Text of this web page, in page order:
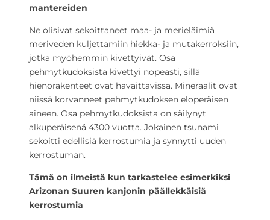
mantereiden
Ne olisivat sekoittaneet maa- ja merieläimiä
meriveden kuljettamiin hiekka- ja mutakerroksiin,
jotka myöhemmin kivettyivät. Osa
pehmytkudoksista kivettyi nopeasti, sillä
hienorakenteet ovat havaittavissa. Mineraalit ovat
niissä korvanneet pehmytkudoksen eloperäisen
aineen. Osa pehmytkudoksista on säilynyt
alkuperäisenä 4300 vuotta. Jokainen tsunami
sekoitti edellisiä kerrostumia ja synnytti uuden
kerrostuman.
Tämä on ilmeistä kun tarkastelee esimerkiksi
Arizonan Suuren kanjonin päällekkäisiä
kerrostumia